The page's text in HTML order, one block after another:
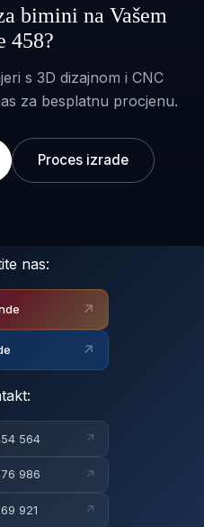
bimini na Vašem
458?
s 3D dizajnom i CNC
za besplatnu procjenu.
Proces izrade
nas:
↗
↗
564 ↗
986 ↗
921 ↗